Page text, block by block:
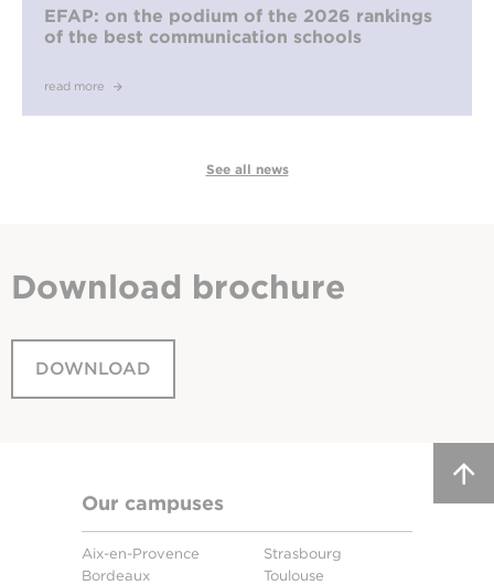
EFAP: on the podium of the 2026 rankings
of the best communication schools
read more
See all news
Download brochure
DOWNLOAD
Our campuses
Aix-en-Provence
Bordeaux
Strasbourg
Toulouse